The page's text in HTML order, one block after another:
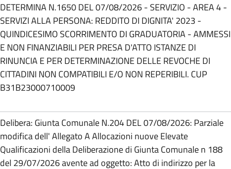
DETERMINA N.1650 DEL 07/08/2026 - SERVIZIO - AREA 4 -
SERVIZI ALLA PERSONA: REDDITO DI DIGNITA' 2023 -
QUINDICESIMO SCORRIMENTO DI GRADUATORIA - AMMESSI
E NON FINANZIABILI PER PRESA D'ATTO ISTANZE DI
RINUNCIA E PER DETERMINAZIONE DELLE REVOCHE DI
CITTADINI NON COMPATIBILI E/O NON REPERIBILI. CUP
B31B23000710009
Delibera: Giunta Comunale N.204 DEL 07/08/2026: Parziale
modifica dell' Allegato A Allocazioni nuove Elevate
Qualificazioni della Deliberazione di Giunta Comunale n 188
del 29/07/2026 avente ad oggetto: Atto di indirizzo per la